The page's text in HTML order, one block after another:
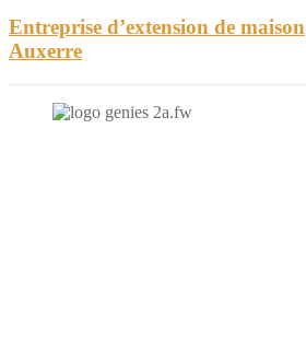
Entreprise d’extension de maison
Auxerre